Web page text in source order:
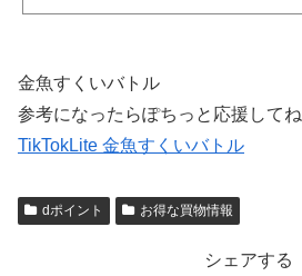
金魚すくいバトル
参考になったらぽちっと応援してね
TikTokLite 金魚すくいバトル
dポイント お得な買物情報
シェアする